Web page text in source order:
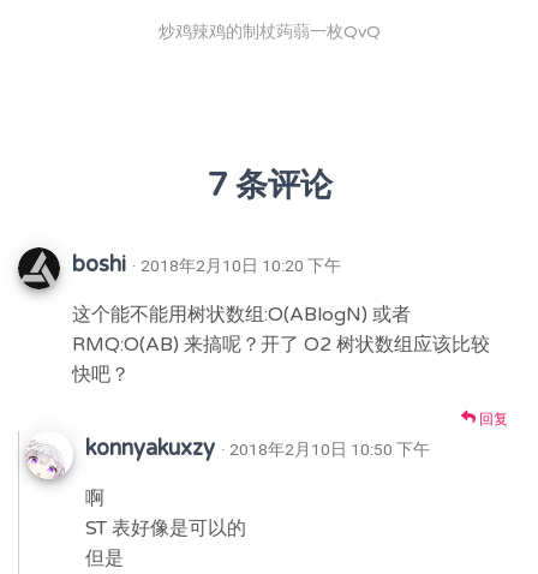
炒鸡辣鸡的制杖蒟蒻一枚QvQ
7 条评论
boshi · 2018年2月10日 10:20 下午
这个能不能用树状数组:O(ABlogN) 或者
RMQ:O(AB) 来搞呢？开了 O2 树状数组应该比较
快吧？
回复
konnyakuxzy · 2018年2月10日 10:50 下午
啊
ST 表好像是可以的
但是